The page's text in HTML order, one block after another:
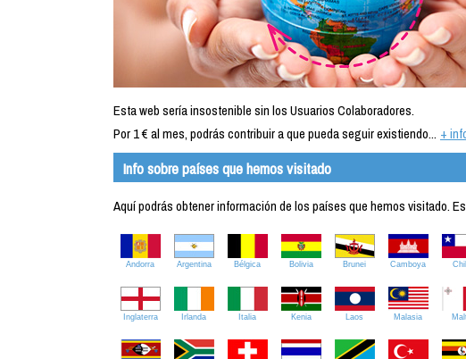
Esta web sería insostenible sin los Usuarios Colaboradores.
Por 1 € al mes, podrás contribuir a que pueda seguir existiendo... +
Info sobre países que hemos visitado
Aquí podrás obtener información de los países que hemos visitado.
Andorra Argentina Bélgica Bolivia Brunei Camboya
Inglaterra Irlanda Italia Kenia Laos Malasia